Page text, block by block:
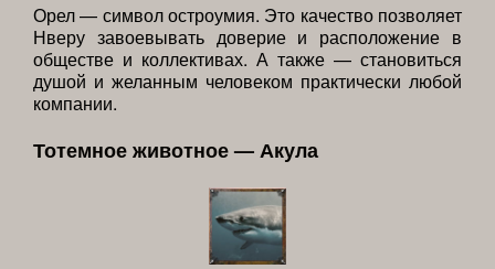
Орел — символ остроумия. Это качество позволяет
Нверу завоевывать доверие и расположение в
обществе и коллективах. А также — становиться
душой и желанным человеком практически любой
компании.
Тотемное животное — Акула